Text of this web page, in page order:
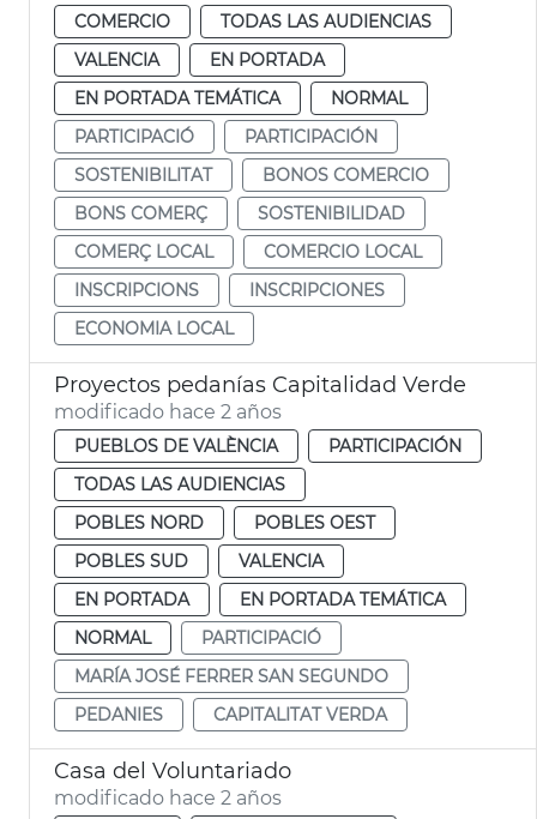
COMERCIO
TODAS LAS AUDIENCIAS
VALENCIA
EN PORTADA
EN PORTADA TEMÁTICA
NORMAL
PARTICIPACIÓ
PARTICIPACIÓN
SOSTENIBILITAT
BONOS COMERCIO
BONS COMERÇ
SOSTENIBILIDAD
COMERÇ LOCAL
COMERCIO LOCAL
INSCRIPCIONS
INSCRIPCIONES
ECONOMIA LOCAL
Proyectos pedanías Capitalidad Verde
modificado hace 2 años
PUEBLOS DE VALÈNCIA
PARTICIPACIÓN
TODAS LAS AUDIENCIAS
POBLES NORD
POBLES OEST
POBLES SUD
VALENCIA
EN PORTADA
EN PORTADA TEMÁTICA
NORMAL
PARTICIPACIÓ
MARÍA JOSÉ FERRER SAN SEGUNDO
PEDANIES
CAPITALITAT VERDA
Casa del Voluntariado
modificado hace 2 años